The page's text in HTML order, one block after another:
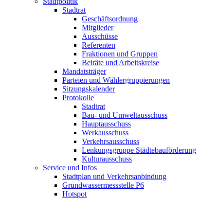
Stadtrat
Geschäftsordnung
Mitglieder
Ausschüsse
Referenten
Fraktionen und Gruppen
Beiräte und Arbeitskreise
Mandatsträger
Parteien und Wählergruppierungen
Sitzungskalender
Protokolle
Stadtrat
Bau- und Umweltausschuss
Hauptausschuss
Werkausschuss
Verkehrsausschuss
Lenkungsgruppe Städtebauförderung
Kulturausschuss
Service und Infos
Stadtplan und Verkehrsanbindung
Grundwassermessstelle P6
Hotspot